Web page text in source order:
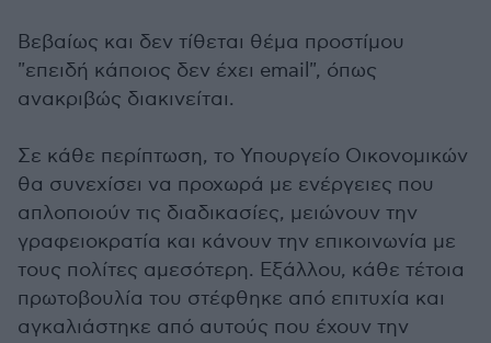
Βεβαίως και δεν τίθεται θέμα προστίμου
"επειδή κάποιος δεν έχει email", όπως
ανακριβώς διακινείται.
Σε κάθε περίπτωση, το Υπουργείο Οικονομικών
θα συνεχίσει να προχωρά με ενέργειες που
απλοποιούν τις διαδικασίες, μειώνουν την
γραφειοκρατία και κάνουν την επικοινωνία με
τους πολίτες αμεσότερη. Εξάλλου, κάθε τέτοια
πρωτοβουλία του στέφθηκε από επιτυχία και
αγκαλιάστηκε από αυτούς που έχουν την